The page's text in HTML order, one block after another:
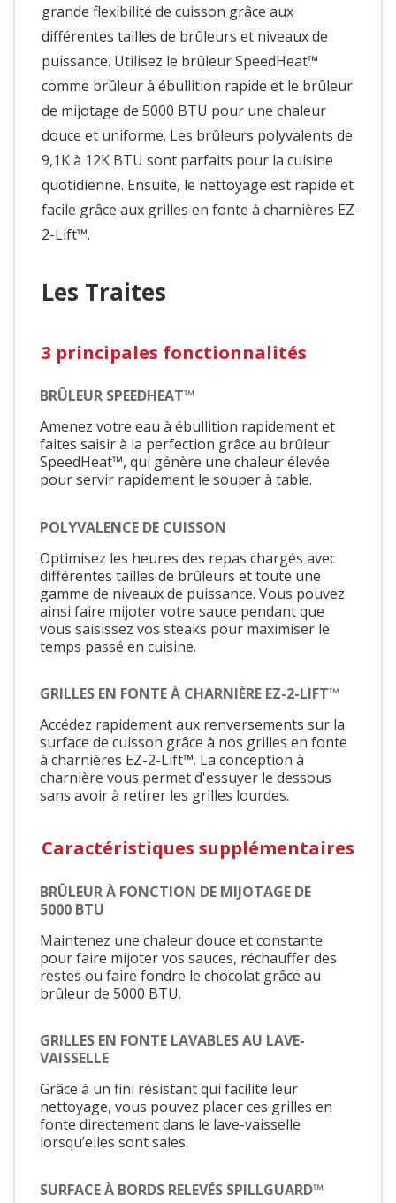
grande flexibilité de cuisson grâce aux
différentes tailles de brûleurs et niveaux de
puissance. Utilisez le brûleur SpeedHeat™
comme brûleur à ébullition rapide et le brûleur
de mijotage de 5000 BTU pour une chaleur
douce et uniforme. Les brûleurs polyvalents de
9,1K à 12K BTU sont parfaits pour la cuisine
quotidienne. Ensuite, le nettoyage est rapide et
facile grâce aux grilles en fonte à charnières EZ-
2-Lift™.
Les Traites
3 principales fonctionnalités
BRÛLEUR SPEEDHEAT™
Amenez votre eau à ébullition rapidement et
faites saisir à la perfection grâce au brûleur
SpeedHeat™, qui génère une chaleur élevée
pour servir rapidement le souper à table.
POLYVALENCE DE CUISSON
Optimisez les heures des repas chargés avec
différentes tailles de brûleurs et toute une
gamme de niveaux de puissance. Vous pouvez
ainsi faire mijoter votre sauce pendant que
vous saisissez vos steaks pour maximiser le
temps passé en cuisine.
GRILLES EN FONTE À CHARNIÈRE EZ-2-LIFT™
Accédez rapidement aux renversements sur la
surface de cuisson grâce à nos grilles en fonte
à charnières EZ-2-Lift™. La conception à
charnière vous permet d'essuyer le dessous
sans avoir à retirer les grilles lourdes.
Caractéristiques supplémentaires
BRÛLEUR À FONCTION DE MIJOTAGE DE
5000 BTU
Maintenez une chaleur douce et constante
pour faire mijoter vos sauces, réchauffer des
restes ou faire fondre le chocolat grâce au
brûleur de 5000 BTU.
GRILLES EN FONTE LAVABLES AU LAVE-
VAISSELLE
Grâce à un fini résistant qui facilite leur
nettoyage, vous pouvez placer ces grilles en
fonte directement dans le lave-vaisselle
lorsqu’elles sont sales.
SURFACE À BORDS RELEVÉS SPILLGUARD™